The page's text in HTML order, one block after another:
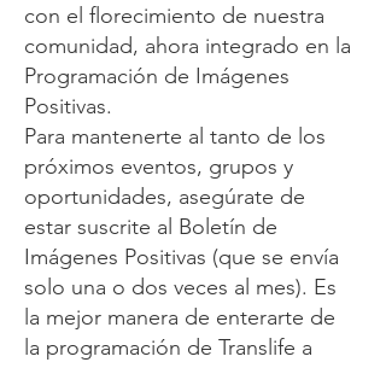
con el florecimiento de nuestra
comunidad, ahora integrado en la
Programación de Imágenes
Positivas.
Para mantenerte al tanto de los
próximos eventos, grupos y
oportunidades, asegúrate de
estar suscrite al Boletín de
Imágenes Positivas (que se envía
solo una o dos veces al mes). Es
la mejor manera de enterarte de
la programación de Translife a